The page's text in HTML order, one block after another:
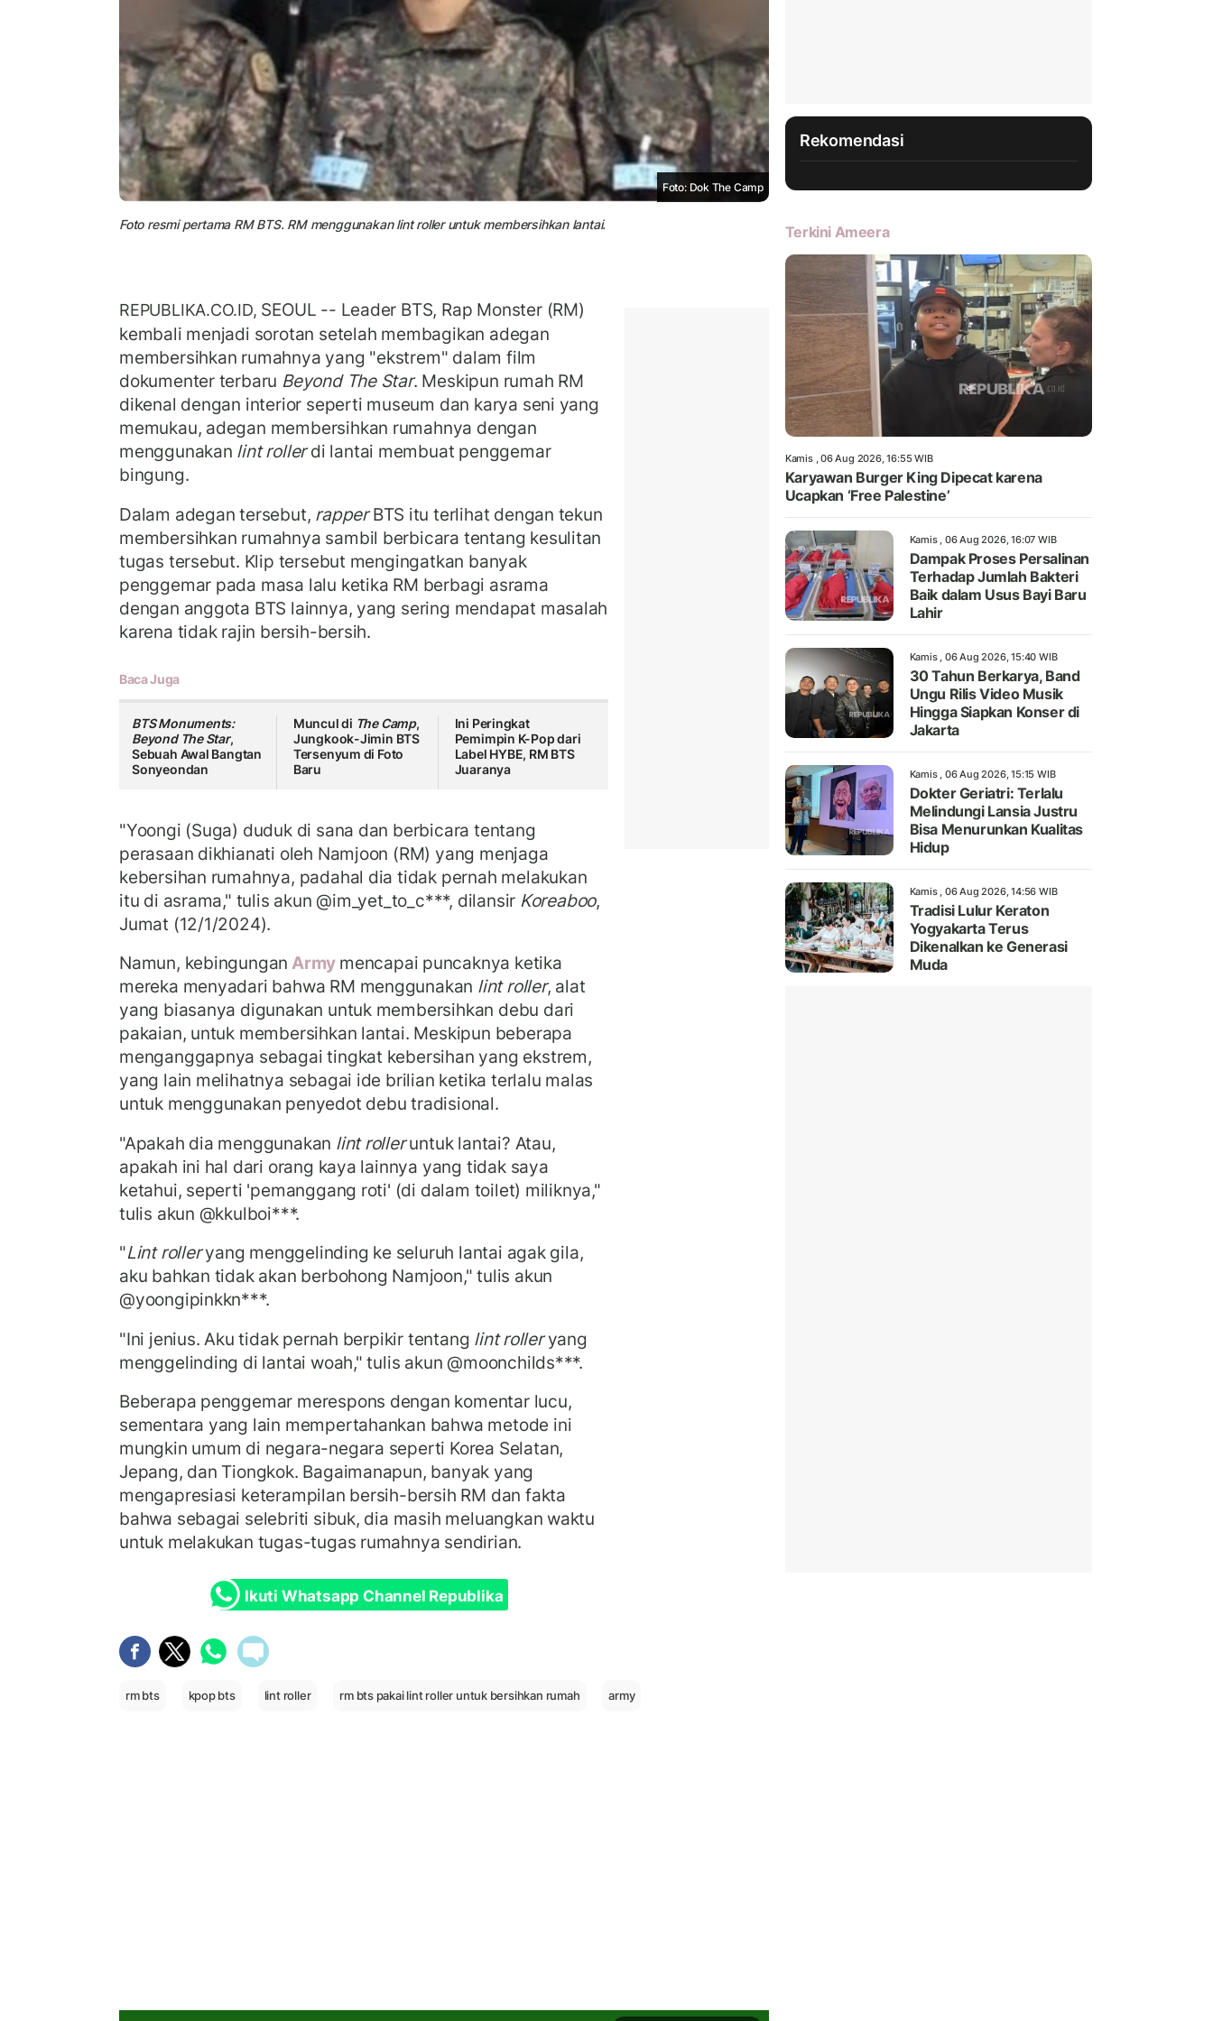
Foto: Dok The Camp
Foto resmi pertama RM BTS. RM menggunakan lint roller untuk membersihkan lantai.
REPUBLIKA.CO.ID, SEOUL -- Leader BTS, Rap Monster (RM)
kembali menjadi sorotan setelah membagikan adegan
membersihkan rumahnya yang "ekstrem" dalam film
dokumenter terbaru Beyond The Star. Meskipun rumah RM
dikenal dengan interior seperti museum dan karya seni yang
memukau, adegan membersihkan rumahnya dengan
menggunakan lint rollerdi lantai membuat penggemar
bingung.
Dalam adegan tersebut, rapperBTS itu terlihat dengan tekun
membersihkan rumahnya sambil berbicara tentang kesulitan
tugas tersebut. Klip tersebut mengingatkan banyak
penggemar pada masa lalu ketika RM berbagi asrama
dengan anggota BTS lainnya, yang sering mendapat masalah
karena tidak rajin bersih-bersih.
Baca Juga
BTS Monuments:
Beyond The Star,
Sebuah Awal Bangtan
Sonyeondan
Muncul di The Camp,
Jungkook-Jimin BTS
Tersenyum di Foto
Baru
Ini Peringkat
Pemimpin K-Pop dari
Label HYBE, RM BTS
Juaranya
"Yoongi (Suga) duduk di sana dan berbicara tentang
perasaan dikhianati oleh Namjoon (RM) yang menjaga
kebersihan rumahnya, padahal dia tidak pernah melakukan
itu di asrama," tulis akun @im_yet_to_c***, dilansir Koreaboo,
Jumat (12/1/2024).
Namun, kebingungan Army mencapai puncaknya ketika
mereka menyadari bahwa RM menggunakan lint roller, alat
yang biasanya digunakan untuk membersihkan debu dari
pakaian, untuk membersihkan lantai. Meskipun beberapa
menganggapnya sebagai tingkat kebersihan yang ekstrem,
yang lain melihatnya sebagai ide brilian ketika terlalu malas
untuk menggunakan penyedot debu tradisional.
"Apakah dia menggunakan lint rolleruntuk lantai? Atau,
apakah ini hal dari orang kaya lainnya yang tidak saya
ketahui, seperti 'pemanggang roti' (di dalam toilet) miliknya,"
tulis akun @kkulboi***.
"Lint rolleryang menggelinding ke seluruh lantai agak gila,
aku bahkan tidak akan berbohong Namjoon," tulis akun
@yoongipinkkn***.
"Ini jenius. Aku tidak pernah berpikir tentang lint rolleryang
menggelinding di lantai woah," tulis akun @moonchilds***.
Beberapa penggemar merespons dengan komentar lucu,
sementara yang lain mempertahankan bahwa metode ini
mungkin umum di negara-negara seperti Korea Selatan,
Jepang, dan Tiongkok. Bagaimanapun, banyak yang
mengapresiasi keterampilan bersih-bersih RM dan fakta
bahwa sebagai selebriti sibuk, dia masih meluangkan waktu
untuk melakukan tugas-tugas rumahnya sendirian.
Ikuti Whatsapp Channel Republika
rm bts kpop bts lint roller rm bts pakai lint roller untuk bersihkan rumah army
Rekomendasi
Terkini Ameera
Kamis , 06 Aug 2026, 16:55 WIB
Karyawan Burger King Dipecat karena
Ucapkan ‘Free Palestine’
Kamis , 06 Aug 2026, 16:07 WIB
Dampak Proses Persalinan
Terhadap Jumlah Bakteri
Baik dalam Usus Bayi Baru
Lahir
Kamis , 06 Aug 2026, 15:40 WIB
30 Tahun Berkarya, Band
Ungu Rilis Video Musik
Hingga Siapkan Konser di
Jakarta
Kamis , 06 Aug 2026, 15:15 WIB
Dokter Geriatri: Terlalu
Melindungi Lansia Justru
Bisa Menurunkan Kualitas
Hidup
Kamis , 06 Aug 2026, 14:56 WIB
Tradisi Lulur Keraton
Yogyakarta Terus
Dikenalkan ke Generasi
Muda